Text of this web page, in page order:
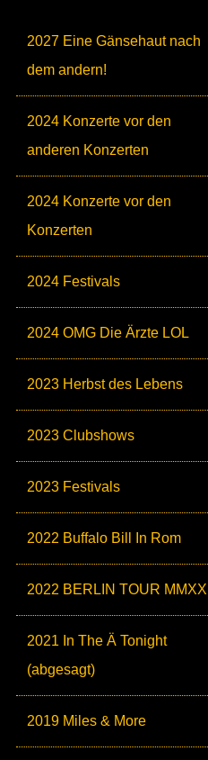
2027 Eine Gänsehaut nach
dem andern!
2024 Konzerte vor den
anderen Konzerten
2024 Konzerte vor den
Konzerten
2024 Festivals
2024 OMG Die Ärzte LOL
2023 Herbst des Lebens
2023 Clubshows
2023 Festivals
2022 Buffalo Bill In Rom
2022 BERLIN TOUR MMXXII
2021 In The Ä Tonight
(abgesagt)
2019 Miles & More